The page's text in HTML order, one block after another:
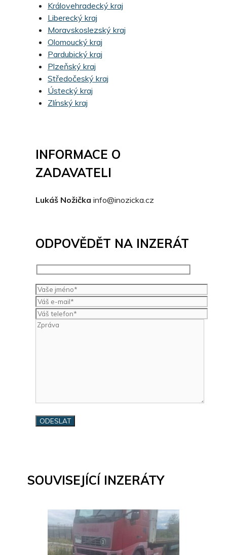
Královehradecký kraj
Liberecký kraj
Moravskoslezský kraj
Olomoucký kraj
Pardubický kraj
Plzeňský kraj
Středočeský kraj
Ústecký kraj
Zlínský kraj
INFORMACE O
ZADAVATELI
Lukáš Nožička info@inozicka.cz
ODPOVĚDĚT NA INZERÁT
SOUVISEJÍCÍ INZERÁTY